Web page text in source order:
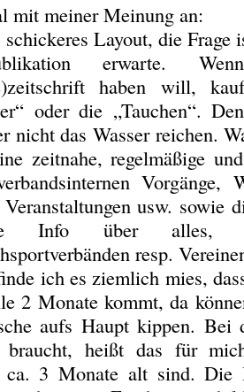
mit meiner Meinung an:
schickeres Layout, die Frage
erwarte.
haben will,
oder die „Tauchen“.
nicht das Wasser reichen.
zeitnahe, regelmäßige
Vorgänge,
usw. sowie
Info über
resp.
ich es ziemlich mies,
2 Monate kommt, da
aufs Haupt kippen. Bei
braucht, heißt das für
ca. 3 Monate alt sind. Die